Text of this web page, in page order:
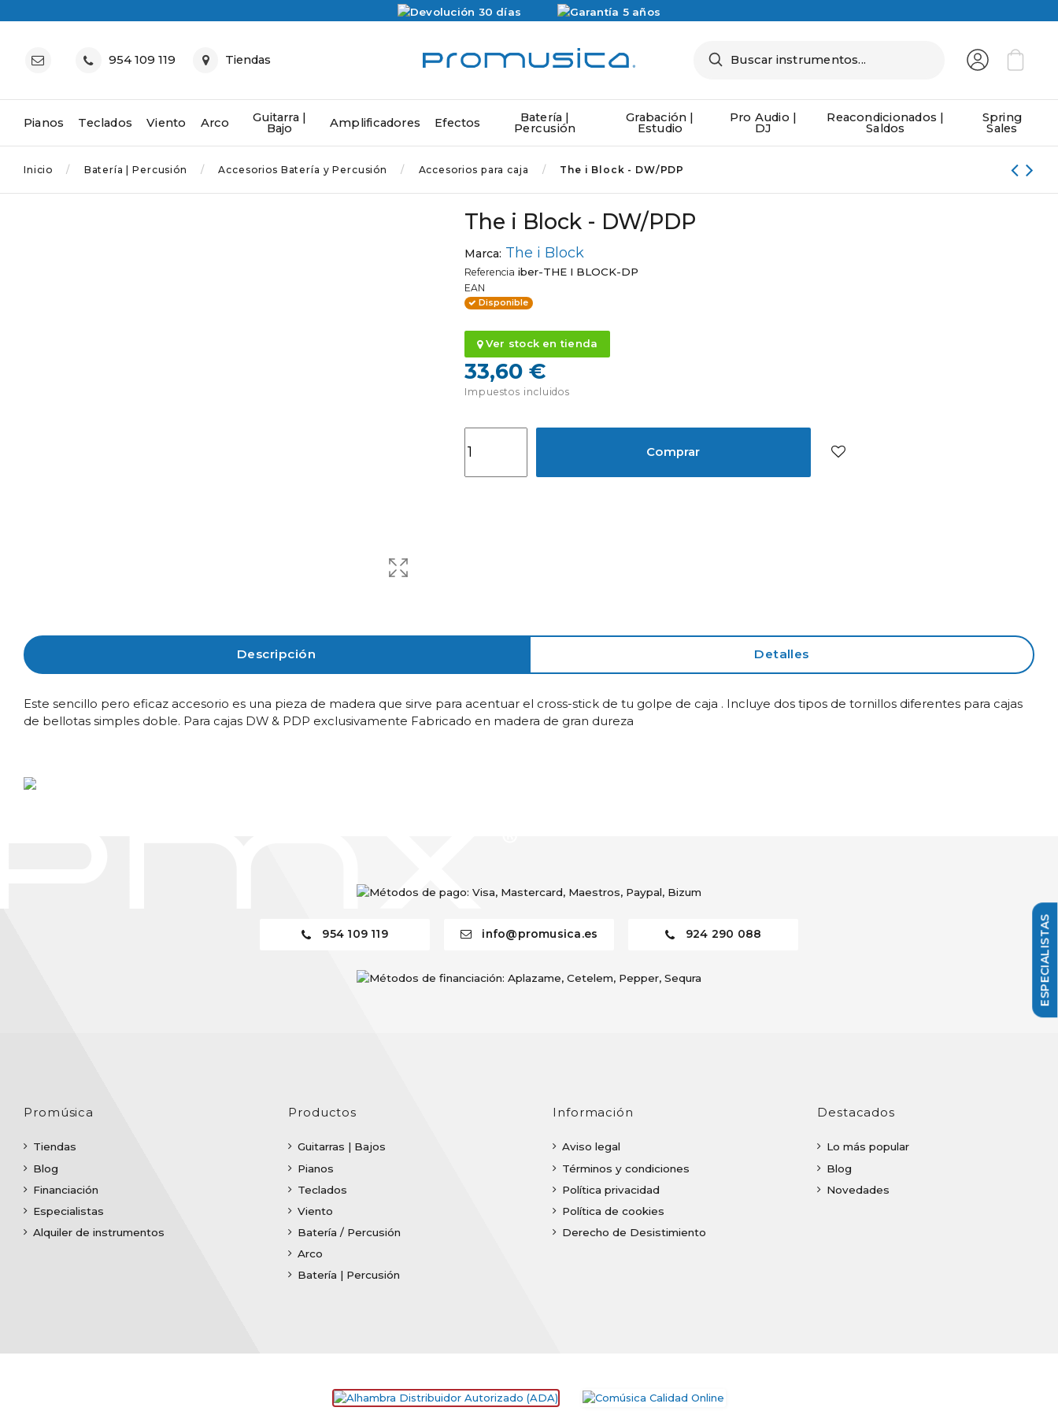
954 109 119 Tiendas
Pianos Teclados Viento Arco Guitarra |
Bajo Amplificadores Efectos Batería |
Percusión
Grabación |
Estudio
Pro Audio |
DJ
Reacondicionados |
Saldos
Spring
Sales
Inicio Batería | Percusión Accesorios Batería y Percusión Accesorios para caja The i Block - DW/PDP
The i Block - DW/PDP
Marca: The i Block
Referencia iber-THE I BLOCK-DP
EAN
Disponible
Ver stock en tienda
33,60 €
Impuestos incluidos
Comprar
Descripción Detalles
Este sencillo pero eficaz accesorio es una pieza de madera que sirve para acentuar el cross-stick de tu golpe de caja . Incluye dos tipos de tornillos diferentes para cajas
de bellotas simples doble. Para cajas DW & PDP exclusivamente Fabricado en madera de gran dureza
954 109 119 info@promusica.es 924 290 088
Promúsica
Tiendas
Blog
Financiación
Especialistas
Alquiler de instrumentos
Productos
Guitarras | Bajos
Pianos
Teclados
Viento
Batería / Percusión
Arco
Batería | Percusión
Información
Aviso legal
Términos y condiciones
Política privacidad
Política de cookies
Derecho de Desistimiento
Destacados
Lo más popular
Blog
Novedades